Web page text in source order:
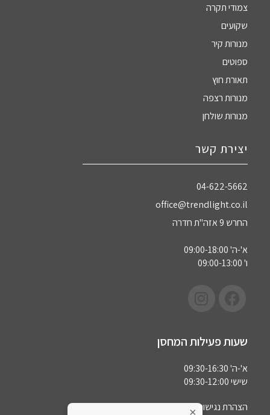
צמודי תקרה
שקועים
מנורות קיר
ספוטים
תאורת חוץ
מנורות רצפה
מנורות שולחן
יצירת קשר
04-622-5662‏
office@trendlight.co.il
החרש 9 אזה"ת חדרה
א'-ה' 09:00-18:00
ו' 09:00-13:00
שעות פעילות המחסן
א'-ה' 09:30-16:30
שישי 09:30-12:00
הצהרת נגישות×